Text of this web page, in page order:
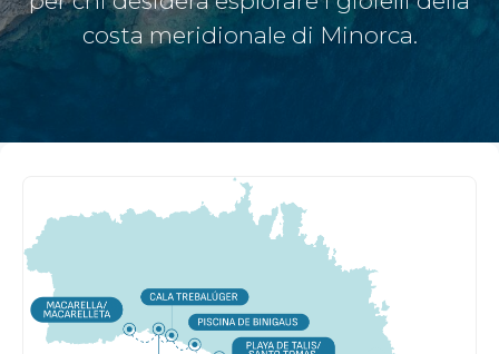
costa meridionale di Minorca.